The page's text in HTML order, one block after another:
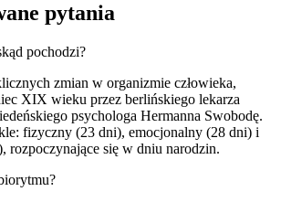
pytania
pochodzi?
zmian w organizmie człowieka,
XIX wieku przez berlińskiego lekarza
psychologa Hermanna Swobodę.
fizyczny (23 dni), emocjonalny (28 dni) i
rozpoczynające się w dniu narodzin.